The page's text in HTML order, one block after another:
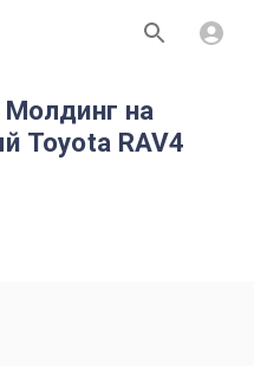
на
Toyota RAV4